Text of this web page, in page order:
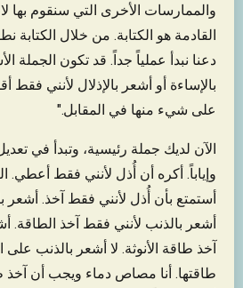
والممارسات الأخرى التي سنقوم بها
القادمة هو الكتابة. من خلال الكتابة
دعنا نبدأ عملياً جداً. قد تكون الجملة
بالإساءة أو أشعر بالإذلال لأنني فقط
على شيء منها في المقابل."
الآن لديك جملة رئيسية، وتبدأ في
وإياباً. أكره أن أُذل لأنني فقط
أستمتع بأن أُذل لأنني فقط آخذ. أشعر
أشعر بالذنب لأنني فقط آخذ الطاقة.
آخذ طاقة الأنوثة. لا أشعر بالذنب على
طاقتها. أنا مصاص دماء ويجب أن آخذ